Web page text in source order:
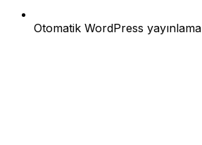
Otomatik WordPress yayınlama